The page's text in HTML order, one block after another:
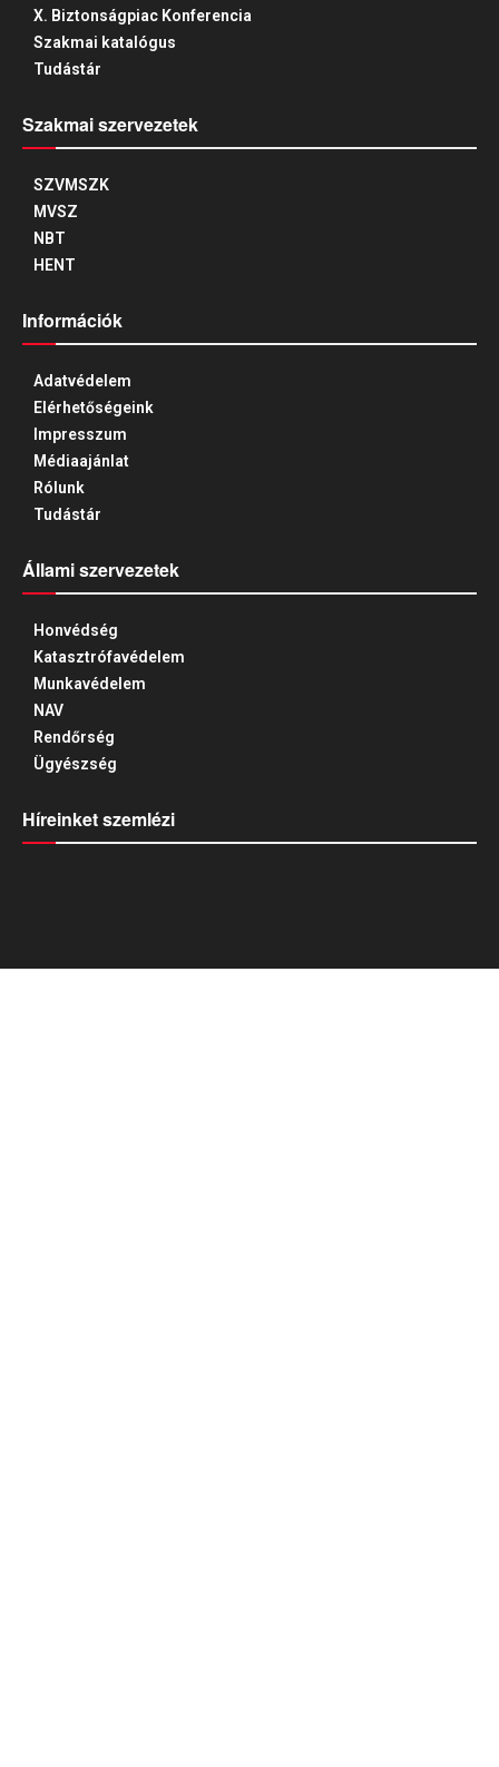
X. Biztonságpiac Konferencia
Szakmai katalógus
Tudástár
Szakmai szervezetek
SZVMSZK
MVSZ
NBT
HENT
Információk
Adatvédelem
Elérhetőségeink
Impresszum
Médiaajánlat
Rólunk
Tudástár
Állami szervezetek
Honvédség
Katasztrófavédelem
Munkavédelem
NAV
Rendőrség
Ügyészség
Híreinket szemlézi